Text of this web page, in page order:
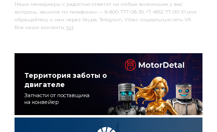
Наши менеджеры с радостью ответят на любые возникшие у вас
вопросы, звоните по телефонам — 8-800-777-08-39, +7 4852 77-00-10 или
обращайтесь к нам через Skype, Telegram, Viber, социальную сеть VK.
Все наши контакты тут.
Территория заботы о
двигателе
Запчасти от поставщика
на конвейер